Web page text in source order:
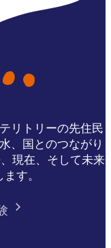
リトリーの先住民
、国とのつながり
現在、そして未来
す。